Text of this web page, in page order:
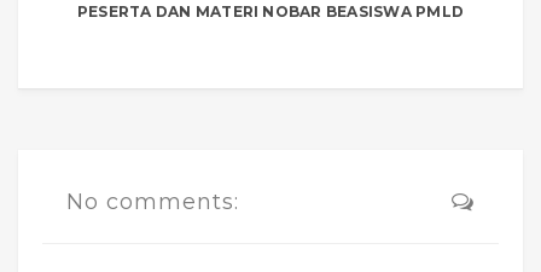
PESERTA DAN MATERI NOBAR BEASISWA PMLD
No comments: